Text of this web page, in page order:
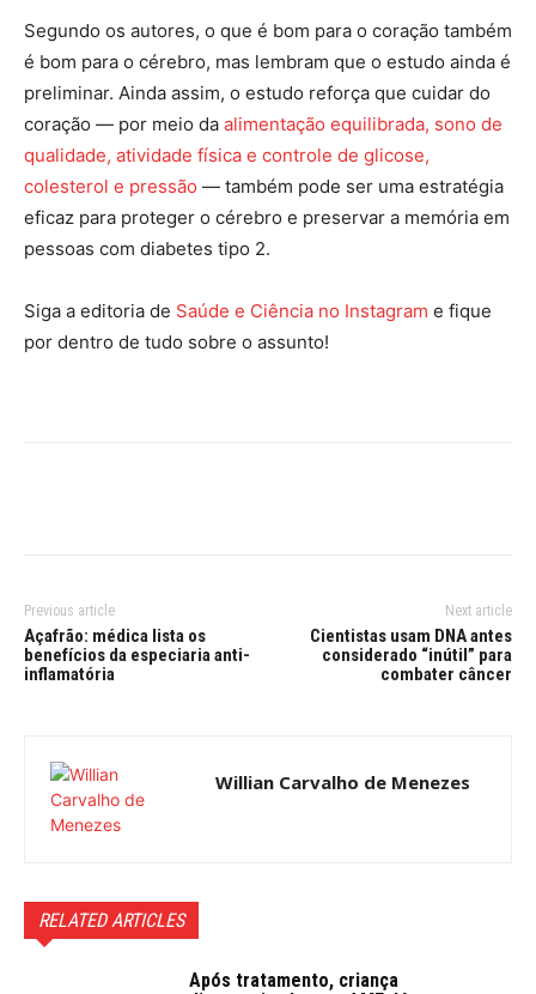
Segundo os autores, o que é bom para o coração também
é bom para o cérebro, mas lembram que o estudo ainda é
preliminar. Ainda assim, o estudo reforça que cuidar do
coração — por meio da alimentação equilibrada, sono de
qualidade, atividade física e controle de glicose,
colesterol e pressão — também pode ser uma estratégia
eficaz para proteger o cérebro e preservar a memória em
pessoas com diabetes tipo 2.
Siga a editoria de Saúde e Ciência no Instagram e fique
por dentro de tudo sobre o assunto!
Previous article
Açafrão: médica lista os
benefícios da especiaria anti-
inflamatória
Next article
Cientistas usam DNA antes
considerado “inútil” para
combater câncer
Willian Carvalho de Menezes
RELATED ARTICLES
Após tratamento, criança